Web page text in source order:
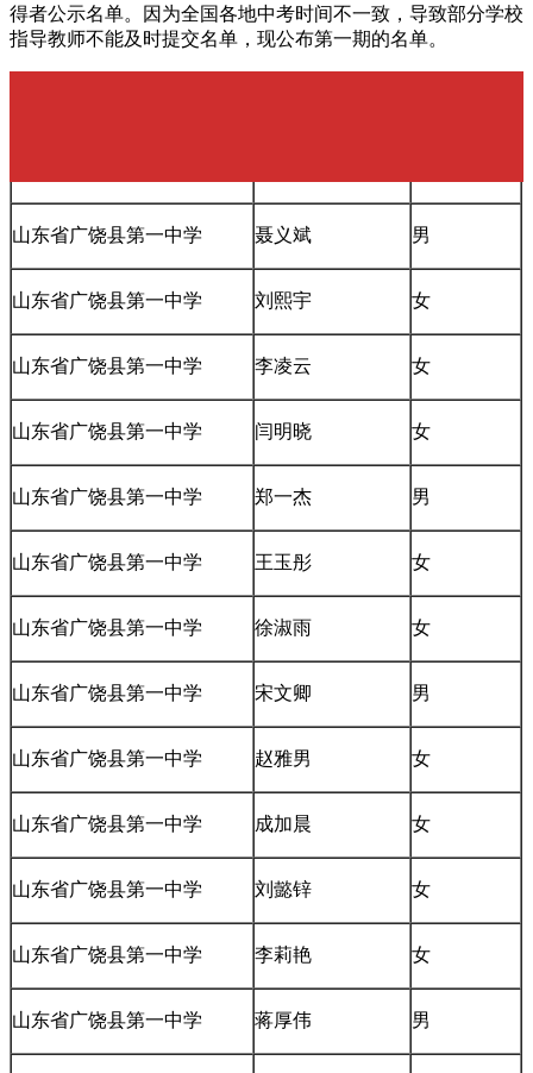
得者公示名单。因为全国各地中考时间不一致，导致部分学校
指导教师不能及时提交名单，现公布第一期的名单。
山东省广饶县第一中学 聂义斌 男
山东省广饶县第一中学 刘熙宇 女
山东省广饶县第一中学 李凌云 女
山东省广饶县第一中学 闫明晓 女
山东省广饶县第一中学 郑一杰 男
山东省广饶县第一中学 王玉彤 女
山东省广饶县第一中学 徐淑雨 女
山东省广饶县第一中学 宋文卿 男
山东省广饶县第一中学 赵雅男 女
山东省广饶县第一中学 成加晨 女
山东省广饶县第一中学 刘懿锌 女
山东省广饶县第一中学 李莉艳 女
山东省广饶县第一中学 蒋厚伟 男